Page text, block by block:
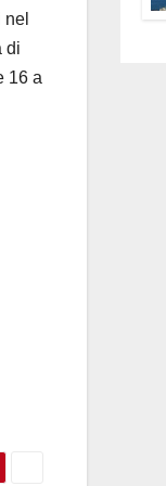
di
16 a